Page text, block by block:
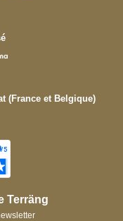
(France et Belgique)
Terräng